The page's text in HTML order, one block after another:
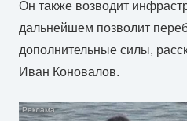
Он также возводит
дальнейшем позволит
дополнительные силы,
Иван Коновалов.